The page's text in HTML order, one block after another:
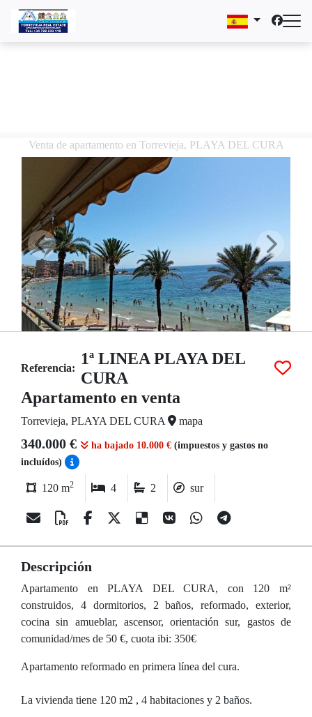
Venta de apartamento en Torrevieja, PLAYA DEL CURA
Referencia:
1ª LINEA PLAYA DEL
CURA
Apartamento en venta
Torrevieja, PLAYA DEL CURA mapa
340.000 € ha bajado 10.000 € (impuestos y gastos no
incluídos)
120 m2 4 2 sur
Descripción
Apartamento en PLAYA DEL CURA, con 120 m²
construidos, 4 dormitorios, 2 baños, reformado, exterior,
cocina sin amueblar, ascensor, orientación sur, gastos de
comunidad/mes de 50 €, cuota ibi: 350€
Apartamento reformado en primera línea del cura.
La vivienda tiene 120 m2 , 4 habitaciones y 2 baños.